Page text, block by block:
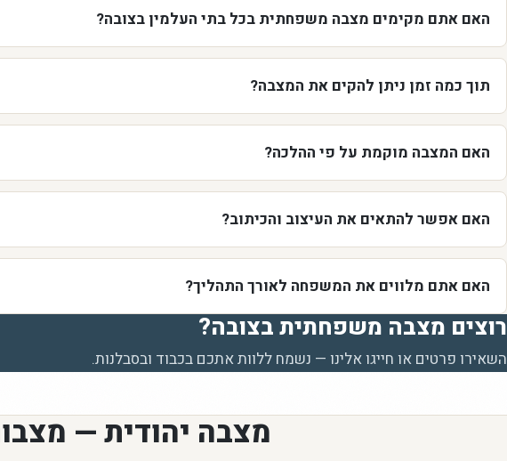
האם אתם מקימים מצבה משפחתית בכל בתי העלמין בצובה?
תוך כמה זמן ניתן להקים את המצבה?
האם המצבה מוקמת על פי ההלכה?
האם אפשר להתאים את העיצוב והכיתוב?
האם אתם מלווים את המשפחה לאורך התהליך?
רוצים מצבה משפחתית בצובה?
השאירו פרטים או חייגו אלינו — נשמח ללוות אתכם בכבוד ובסבלנות.
מצבה יהודית —